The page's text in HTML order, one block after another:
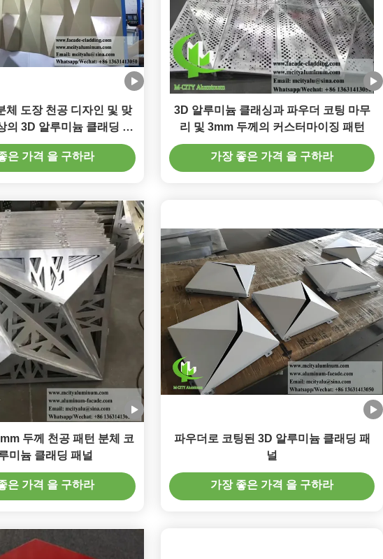
체 도장 천공 디자인 및 맞
의 3D 알루미늄 클래딩 패
널
은 가격 을 구하라
3D 알루미늄 클래싱과 파우더 코팅 마무
리 및 3mm 두께의 커스터마이징 패턴
가장 좋은 가격 을 구하라
두께 천공 패턴 분체 코
미늄 클래딩 패널
은 가격 을 구하라
파우더로 코팅된 3D 알루미늄 클래딩 패
널
가장 좋은 가격 을 구하라